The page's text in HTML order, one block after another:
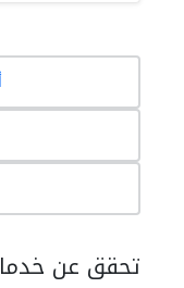
تحقق عن